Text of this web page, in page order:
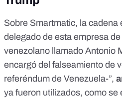
Sobre Smartmatic, la cadena
delegado de esta empresa
venezolano llamado Antonio
encargó del falseamiento de
referéndum de Venezuela-”,
ya fueron utilizados, como se